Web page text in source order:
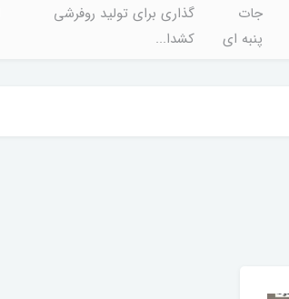
جات
پنبه ای
گذاری برای تولید روفرشی
کشدا...